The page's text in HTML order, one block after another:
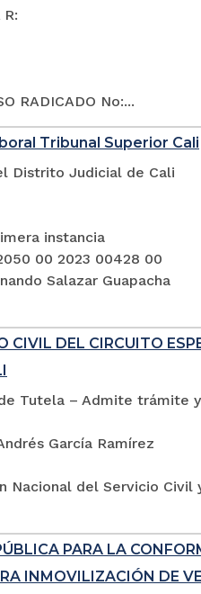
RADICADO No:...
Tribunal Superior Cali
Distrito Judicial de Cali
instancia
00 2023 00428 00
Salazar Guapacha
CIVIL DEL CIRCUITO
Tutela – Admite trámite
García Ramírez
Nacional del Servicio
PARA LA
INMOVILIZACIÓN DE